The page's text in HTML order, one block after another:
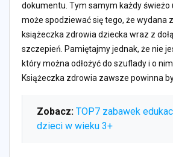
dokumentu. Tym samym każdy świeżo
może spodziewać się tego, że wydana
książeczka zdrowia dziecka wraz z
szczepień. Pamiętajmy jednak, że nie
który można odłożyć do szuflady i o
Książeczka zdrowia zawsze powinna
Zobacz: TOP7 zabawek
dzieci w wieku 3+